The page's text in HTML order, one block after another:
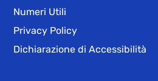
Numeri Utili
Privacy Policy
Dichiarazione di Accessibilità